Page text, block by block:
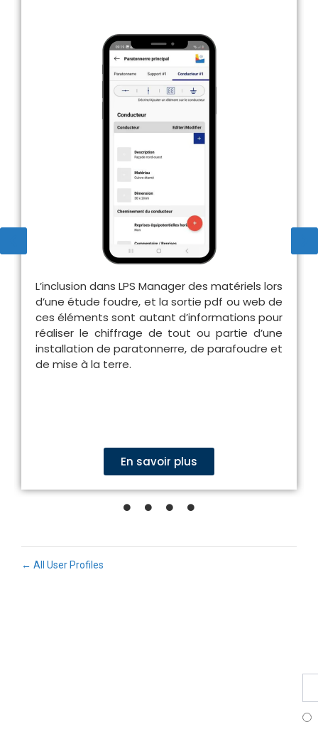
L’inclusion dans LPS Manager des matériels lors
d’une étude foudre, et la sortie pdf ou web de
ces éléments sont autant d’informations pour
réaliser le chiffrage de tout ou partie d’une
installation de paratonnerre, de parafoudre et
de mise à la terre.
En savoir plus
← All User Profiles